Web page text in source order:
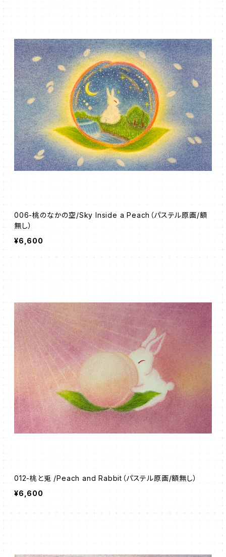
006-桃のなかの空/Sky Inside a Peach（パステル原画/額
無し）
¥6,600
012-桃と兎 /Peach and Rabbit（パステル原画/額無し）
¥6,600